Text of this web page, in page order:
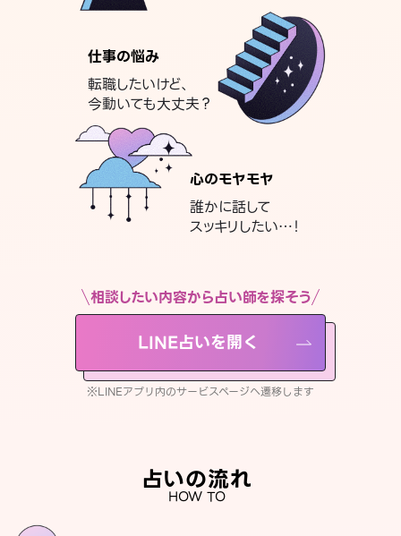
仕事の悩み
転職したいけど、
今動いても大丈夫？
心のモヤモヤ
誰かに話して
スッキリしたい…！
相談したい内容から占い師を探そう
LINE占いを開く
※LINEアプリ内のサービスページへ遷移します
占いの流れ
HOW TO